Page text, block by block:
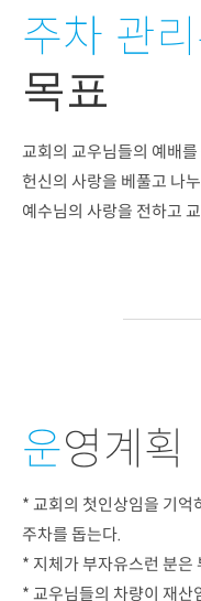
주차 관
목표
교회의 교우님들의 예배
헌신의 사랑을 베풀고 나
예수님의 사랑을 전하고
운영계획
* 교회의 첫인상임을 기억
주차를 돕는다.
* 지체가 부자유스런 분은
* 교우님들의 차량이 재산